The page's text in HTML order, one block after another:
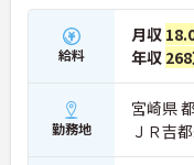
給料
月収
年収
勤務地
宮崎県
ＪＲ吉